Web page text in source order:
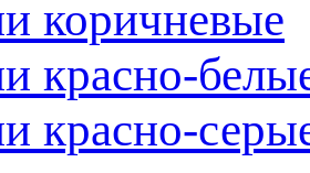
коричневые
красно-
красно-